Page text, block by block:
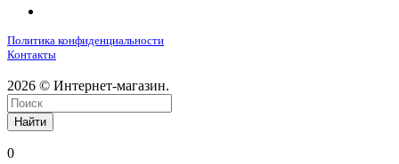
Политика конфиденциальности
Контакты
2026 © Интернет-магазин.
Найти
0